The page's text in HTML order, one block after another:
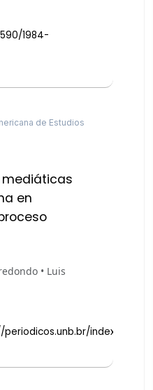
1984-
de Estudios
mediáticas
en
• Luis
index.php/